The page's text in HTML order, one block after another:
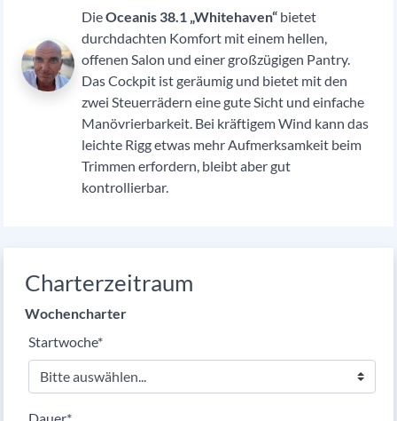
DieOceanis 38.1 „Whitehaven“ bietet
durchdachten Komfort mit einem hellen,
offenen Salon und einer großzügigen Pantry.
Das Cockpit ist geräumig und bietet mit den
zwei Steuerrädern eine gute Sicht und einfache
Manövrierbarkeit. Bei kräftigem Wind kann das
leichte Rigg etwas mehr Aufmerksamkeit beim
Trimmen erfordern, bleibt aber gut
kontrollierbar.
Charterzeitraum
Wochencharter
Pflichtfeld
Startwoche*
Pflichtfeld
Dauer*